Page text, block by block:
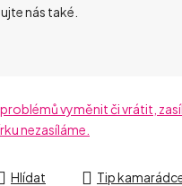
nás také.
vyměnit či vrátit,
nezasíláme.
Hlídat Tip